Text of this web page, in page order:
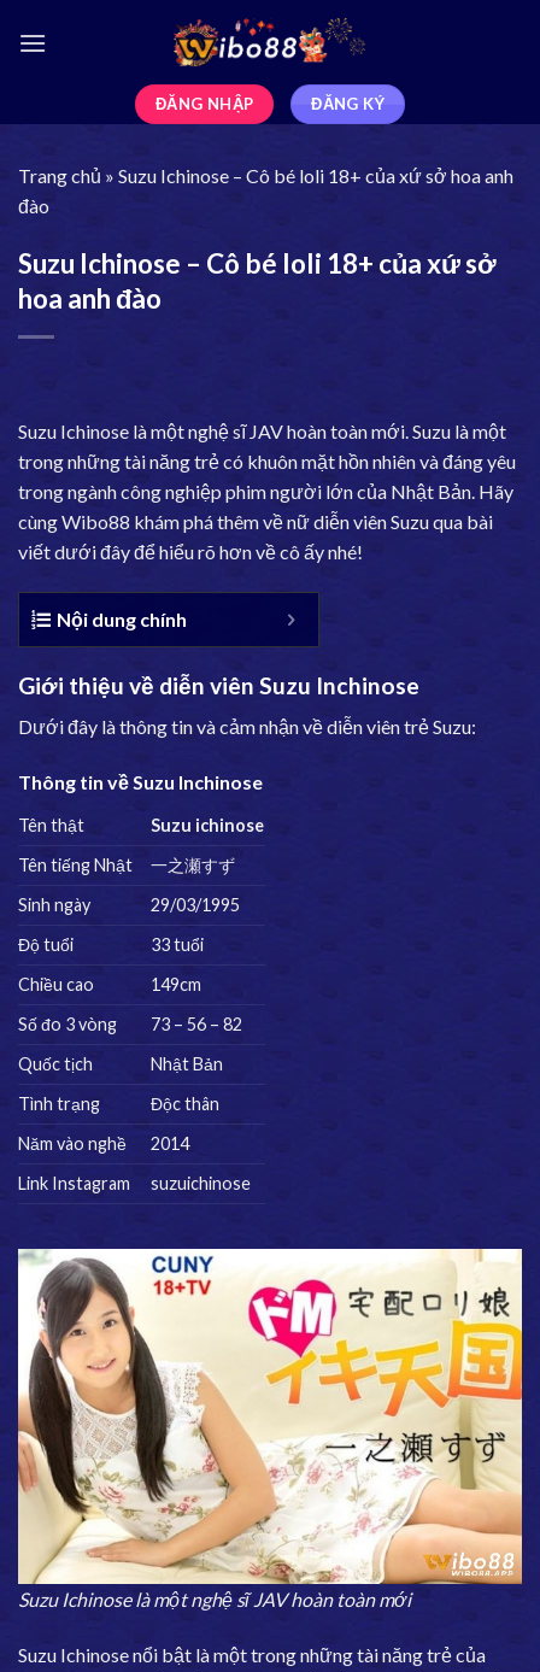
ĐĂNG NHẬP ĐĂNG KÝ
Trang chủ » Suzu Ichinose – Cô bé loli 18+ của xứ sở hoa anh
đào
Suzu Ichinose – Cô bé loli 18+ của xứ sở
hoa anh đào
Suzu Ichinose là một nghệ sĩ JAV hoàn toàn mới. Suzu là một
trong những tài năng trẻ có khuôn mặt hồn nhiên và đáng yêu
trong ngành công nghiệp phim người lớn của Nhật Bản. Hãy
cùngWibo88 khám phá thêm về nữ diễn viên Suzu qua bài
viết dưới đây để hiểu rõ hơn về cô ấy nhé!
Nội dung chính
Giới thiệu về diễn viên Suzu Inchinose
Dưới đây là thông tin và cảm nhận về diễn viên trẻ Suzu:
Thông tin về Suzu Inchinose
Tên thật
Suzu ichinose
Tên tiếng Nhật
一之瀬すず
Sinh ngày
29/03/1995
Độ tuổi
33 tuổi
Chiều cao
149cm
Số đo 3 vòng
73 – 56 – 82
Quốc tịch
Nhật Bản
Tình trạng
Độc thân
Năm vào nghề
2014
Link Instagram
suzuichinose
Suzu Ichinose là một nghệ sĩ JAV hoàn toàn mới
Suzu Ichinose nổi bật là một trong những tài năng trẻ của